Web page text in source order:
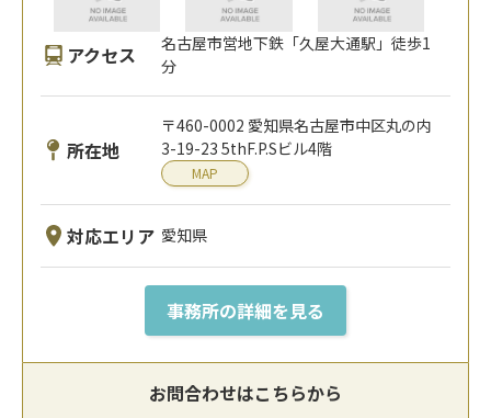
アクセス
名古屋市営地下鉄「久屋大通駅」徒歩1
分
所在地
〒460-0002 愛知県名古屋市中区丸の内
3-19-23 5thF.P.Sビル4階
MAP
対応エリア 愛知県
事務所の詳細を見る
お問合わせはこちらから